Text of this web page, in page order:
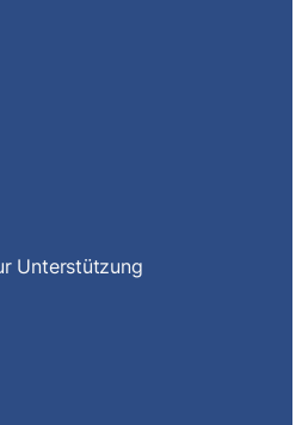
Unterstützung